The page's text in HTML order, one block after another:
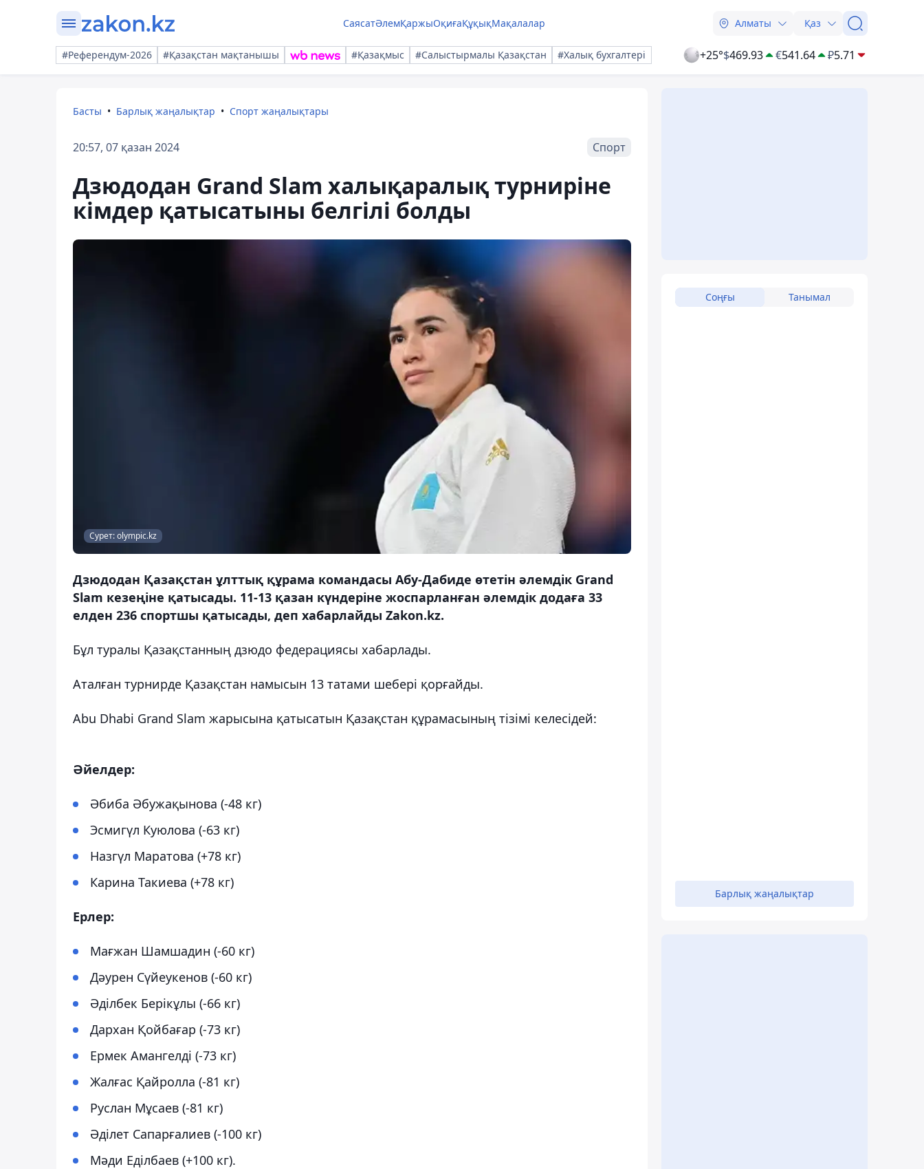
СаясатӘлемҚаржыОқиғаҚұқықМақалалар Алматы Қаз
#Референдум-2026 #Қазақстан мақтанышы #Қазақмыс #Салыстырмалы Қазақстан #Халық бухгалтері +25°$469.93 €541.64 ₽5.71
Басты Барлық жаңалықтар Спорт жаңалықтары
20:57, 07 қазан 2024 Спорт
Дзюдодан Grand Slam халықаралық турниріне
кімдер қатысатыны белгілі болды
Сурет: olympic.kz
Дзюдодан Қазақстан ұлттық құрама командасы Абу-Дабиде өтетін әлемдік Grand
Slam кезеңіне қатысады. 11-13 қазан күндеріне жоспарланған әлемдік додаға 33
елден 236 спортшы қатысады, деп хабарлайды Zakon.kz.
Бұл туралы Қазақстанның дзюдо федерациясы хабарлады.
Аталған турнирде Қазақстан намысын 13 татами шебері қорғайды.
Abu Dhabi Grand Slam жарысына қатысатын Қазақстан құрамасының тізімі келесідей:
Әйелдер:
Әбиба Әбужақынова (-48 кг)
Эсмигүл Куюлова (-63 кг)
Назгүл Маратова (+78 кг)
Карина Такиева (+78 кг)
Ерлер:
Мағжан Шамшадин (-60 кг)
Дәурен Сүйеукенов (-60 кг)
Әділбек Берікұлы (-66 кг)
Дархан Қойбағар (-73 кг)
Ермек Амангелді (-73 кг)
Жалғас Қайролла (-81 кг)
Руслан Мұсаев (-81 кг)
Әділет Сапарғалиев (-100 кг)
Мәди Еділбаев (+100 кг).
Соңғы Танымал
Барлық жаңалықтар